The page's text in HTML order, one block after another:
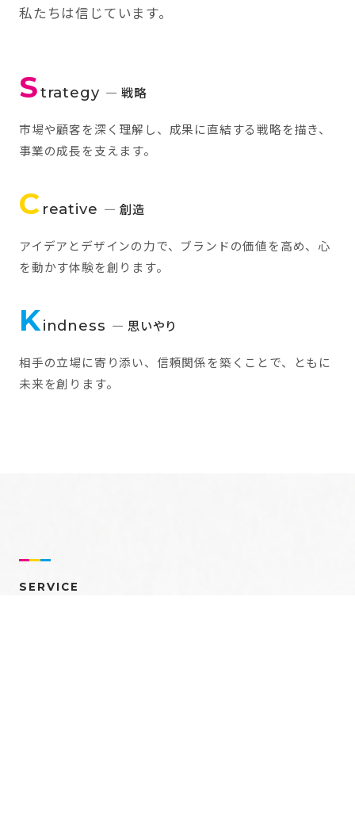
私たちは信じています。
Strategy — 戦略
市場や顧客を深く理解し、成果に直結する戦略を描き、
事業の成長を支えます。
C reative — 創造
アイデアとデザインの力で、ブランドの価値を高め、心
を動かす体験を創ります。
Kindness — 思いやり
相手の立場に寄り添い、信頼関係を築くことで、ともに
未来を創ります。
SERVICE